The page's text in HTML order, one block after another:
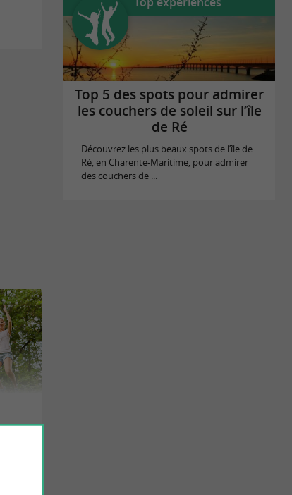
Top 5 des spots pour admirer
les couchers de soleil sur l’île
de Ré
Découvrez les plus beaux spots de l’île de
Ré, en Charente-Maritime, pour admirer
des couchers de ...